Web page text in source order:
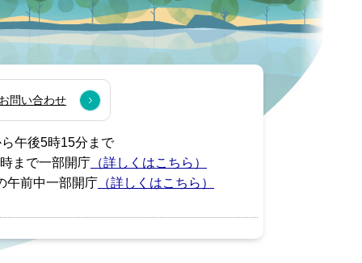
問い合わせ
午後5時15分まで
まで一部開庁 （詳しくはこちら）
午前中一部開庁 （詳しくはこちら）